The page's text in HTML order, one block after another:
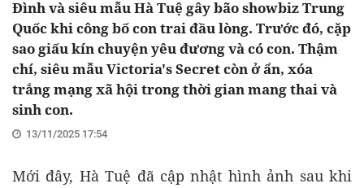
Đình và siêu mẫu Hà Tuệ gây bão showbiz Trung
Quốc khi công bố con trai đầu lòng. Trước đó, cặp
sao giấu kín chuyện yêu đương và có con. Thậm
chí, siêu mẫu Victoria's Secret còn ở ẩn, xóa
trắng mạng xã hội trong thời gian mang thai và
sinh con.
13/11/2025 17:54
Mới đây, Hà Tuệ đã cập nhật hình ảnh sau khi